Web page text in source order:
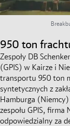
950 ton
Zespoły DB
(GPIS) w Kairze i
transportu 950 ton
syntetycznych z
Hamburga
zespołu GPIS,
odpowiedzialny za